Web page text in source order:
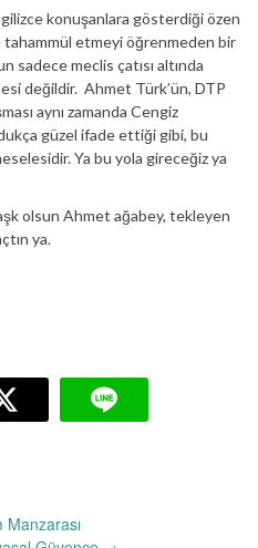
konuşanlara gösterdiği özen
etmeyi öğrenmeden bir
sadece meclis çatısı altında
değildir. Ahmet Türk’ün, DTP
aynı zamanda Cengiz
güzel ifade ettiği gibi, bu
Ya bu yola gireceğiz ya
olsun Ahmet ağabey, tekleyen
ya.
Manzarası